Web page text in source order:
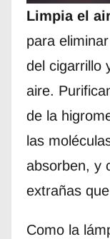
Limpia el
para
del cigarrillo
aire.
de la
las
absorben, y
extrañas
Como la